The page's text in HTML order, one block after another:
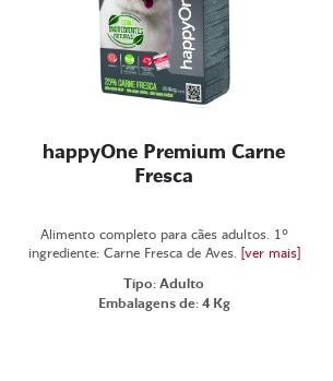
happyOne Premium Carne
Fresca
Alimento completo para cães adultos. 1º
ingrediente: Carne Fresca de Aves. [ver mais]
Tipo: Adulto
Embalagens de: 4 Kg